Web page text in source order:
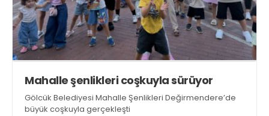
Mahalle şenlikleri coşkuyla sürüyor
Gölcük Belediyesi Mahalle Şenlikleri Değirmendere’de
büyük coşkuyla gerçekleşti